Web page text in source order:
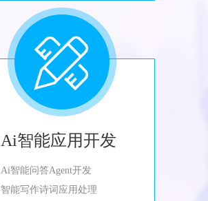
Ai智能应用开发
Ai智能问答Agent开发
智能写作诗词应用处理